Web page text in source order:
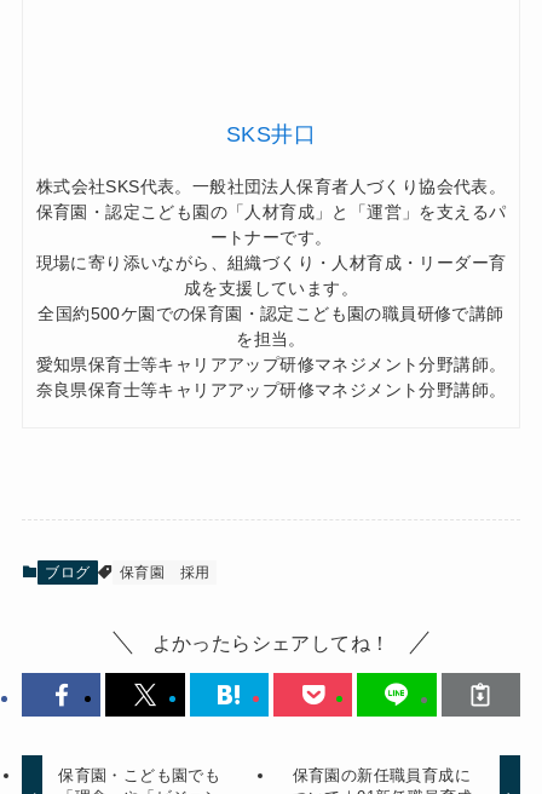
SKS井口
株式会社SKS代表。一般社団法人保育者人づくり協会代表。
保育園・認定こども園の「人材育成」と「運営」を支えるパ
ートナーです。
現場に寄り添いながら、組織づくり・人材育成・リーダー育
成を支援しています。
全国約500ケ園での保育園・認定こども園の職員研修で講師
を担当。
愛知県保育士等キャリアアップ研修マネジメント分野講師。
奈良県保育士等キャリアアップ研修マネジメント分野講師。
ブログ 保育園 採用
よかったらシェアしてね！
保育園・こども園でも
保育園の新任職員育成に